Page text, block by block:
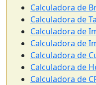
Calculadora de
Calculadora de
Calculadora de
Calculadora de
Calculadora de
Calculadora de
Calculadora de